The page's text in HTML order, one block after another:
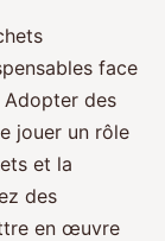
face
Adopter des
jouer un rôle
et la
des
en œuvre